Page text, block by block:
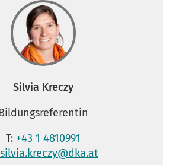
Silvia Kreczy
T: +43 1 4810991
silvia.kreczy@dka.at